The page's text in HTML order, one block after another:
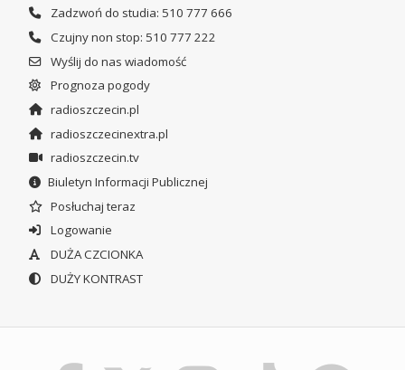
Zadzwoń do studia: 510 777 666
Czujny non stop: 510 777 222
Wyślij do nas wiadomość
Prognoza pogody
radioszczecin.pl
radioszczecinextra.pl
radioszczecin.tv
Biuletyn Informacji Publicznej
Posłuchaj teraz
Logowanie
DUŻA CZCIONKA
DUŻY KONTRAST